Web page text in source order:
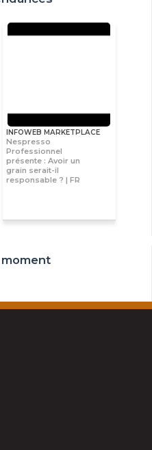
INFOWEB MARKETPLACE
Nespresso
Professionnel
présente : Avoir un
grain serait-il
responsable ? | FR